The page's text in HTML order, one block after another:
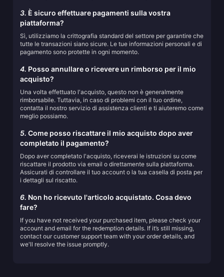
3. È sicuro effettuare pagamenti sulla vostra
piattaforma?
Sì, utilizziamo la crittografia standard del settore per garantire che
tutte le transazioni siano sicure. Le tue informazioni personali e di
pagamento sono protette in ogni momento.
4. Posso annullare o ricevere un rimborso per il mio
acquisto?
Una volta effettuato l'acquisto, questo non è generalmente
rimborsabile. Tuttavia, in caso di problemi con il tuo ordine,
contatta il nostro servizio di assistenza clienti e ti aiuteremo come
meglio possiamo.
5. Come posso riscattare il mio acquisto dopo aver
completato il pagamento?
Dopo aver completato l'acquisto, riceverai le istruzioni su come
riscattare il prodotto via email o direttamente sulla piattaforma.
Assicurati di controllare il tuo account o la tua casella di posta per
i dettagli sul riscatto.
6. Non ho ricevuto l'articolo acquistato. Cosa devo
fare?
If you have not received your purchased item, please check your
account and email for the redemption details. If it’s still missing,
contact our customer support team with your order details, and
we'll resolve the issue promptly.